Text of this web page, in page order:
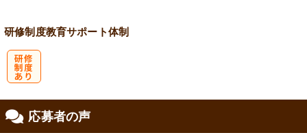
研修制度教育サポート体制
応募者の声